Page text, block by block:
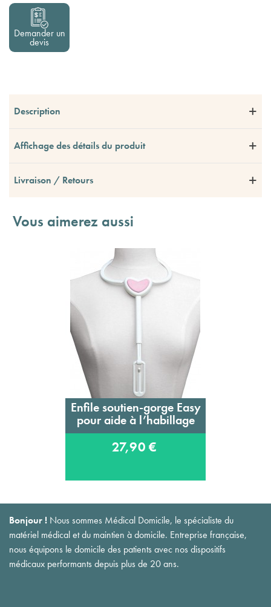
Demander un
devis
Description
Affichage des détails du produit
Livraison / Retours
Vous aimerez aussi
Enfile soutien-gorge Easy
pour aide à l’habillage
27,90 €
Bonjour ! Nous sommes Médical Domicile, le spécialiste du
matériel médical et du maintien à domicile. Entreprise française,
nous équipons le domicile des patients avec nos dispositifs
médicaux performants depuis plus de 20 ans.